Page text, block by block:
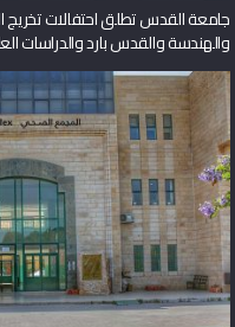
جامعة القدس تطلق احتفالات
والهندسة والقدس بارد والدراسات